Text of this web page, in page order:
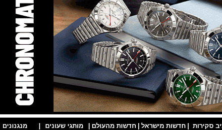
| חדשות מישראל | חדשות מהעולם | מותגי שעונים | מנגנונים |